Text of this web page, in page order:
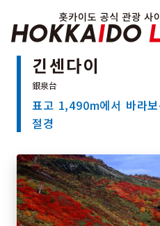
특집
관광지
온천
추천코스
지역 가이드
음식문화
예약
교통
긴센다이
표고 1,490m에서 바라보
절경